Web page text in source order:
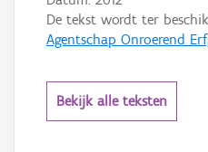
De tekst wordt ter
Agentschap Onroerend
Bekijk alle teksten